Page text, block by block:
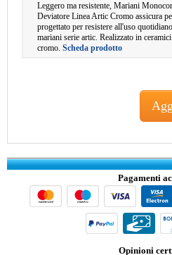
Leggero ma resistente, Mariani
Deviatore Linea Artic Cromo assicura
progettato per resistere all'uso
mariani serie artic. Realizzato in
cromo. Scheda prodotto
Pagamenti
Opinioni